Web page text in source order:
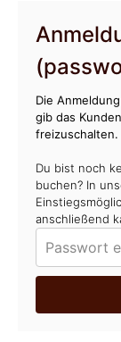
Die
gib das
freizuschalten.
Du bist noch
buchen? In
anschließend